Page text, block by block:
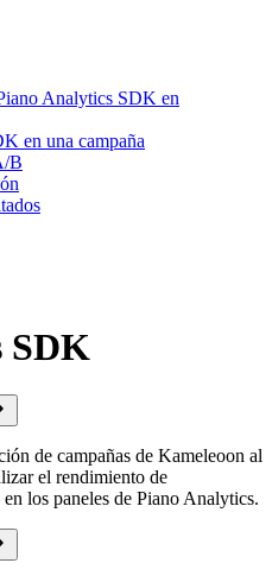
Analytics SDK en
en una campaña
B
SDK
de campañas de Kameleoon al
el rendimiento de
los paneles de Piano Analytics.